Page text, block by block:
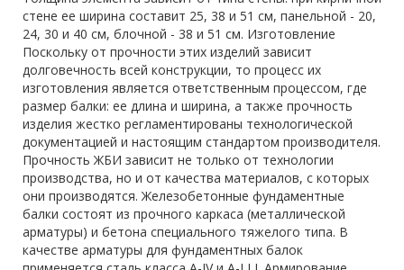
стене ее ширина составит 25, 38 и 51 см, панельной - 20,
24, 30 и 40 см, блочной - 38 и 51 см. Изготовление
Поскольку от прочности этих изделий зависит
долговечность всей конструкции, то процесс их
изготовления является ответственным процессом, где
размер балки: ее длина и ширина, а также прочность
изделия жестко регламентированы технологической
документацией и настоящим стандартом производителя.
Прочность ЖБИ зависит не только от технологии
производства, но и от качества материалов, с которых
они производятся. Железобетонные фундаментные
балки состоят из прочного каркаса (металлической
арматуры) и бетона специального тяжелого типа. В
качестве арматуры для фундаментных балок